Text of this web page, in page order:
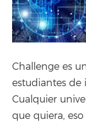
Challenge es
estudiantes
Cualquier
que quiera,